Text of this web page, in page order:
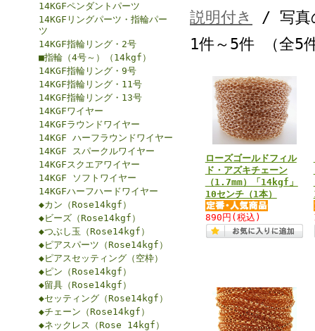
14KGFペンダントパーツ
14KGFリングパーツ・指輪パー
ツ
14KGF指輪リング・2号
■指輪（4号～）（14kgf）
14KGF指輪リング・9号
14KGF指輪リング・11号
14KGF指輪リング・13号
14KGFワイヤー
14KGFラウンドワイヤー
14KGF ハーフラウンドワイヤー
14KGF スパークルワイヤー
14KGFスクエアワイヤー
14KGF ソフトワイヤー
14KGFハーフハードワイヤー
◆カン（Rose14kgf）
◆ビーズ（Rose14kgf）
◆つぶし玉（Rose14kgf）
◆ピアスパーツ（Rose14kgf）
◆ピアスセッティング（空枠）
◆ピン（Rose14kgf）
◆留具（Rose14kgf）
◆セッティング（Rose14kgf）
◆チェーン（Rose14kgf）
◆ネックレス（Rose 14kgf）
説明付き
/ 写真
1件～5件 （全5
ローズゴールドフィル
ド・アズキチェーン
（1.7mm）「14kgf」
10センチ（1本）
890円 (税込)